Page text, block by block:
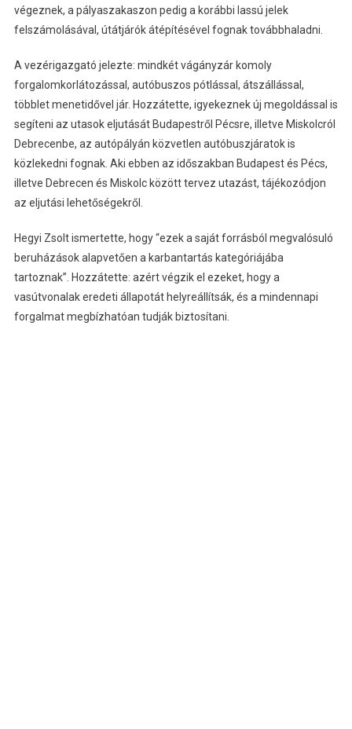
végeznek, a pályaszakaszon pedig a korábbi lassú jelek
felszámolásával, útátjárók átépítésével fognak továbbhaladni.
A vezérigazgató jelezte: mindkét vágányzár komoly
forgalomkorlátozással, autóbuszos pótlással, átszállással,
többlet menetidővel jár. Hozzátette, igyekeznek új megoldással is
segíteni az utasok eljutását Budapestről Pécsre, illetve Miskolcról
Debrecenbe, az autópályán közvetlen autóbuszjáratok is
közlekedni fognak. Aki ebben az időszakban Budapest és Pécs,
illetve Debrecen és Miskolc között tervez utazást, tájékozódjon
az eljutási lehetőségekről.
Hegyi Zsolt ismertette, hogy “ezek a saját forrásból megvalósuló
beruházások alapvetően a karbantartás kategóriájába
tartoznak”. Hozzátette: azért végzik el ezeket, hogy a
vasútvonalak eredeti állapotát helyreállítsák, és a mindennapi
forgalmat megbízhatóan tudják biztosítani.